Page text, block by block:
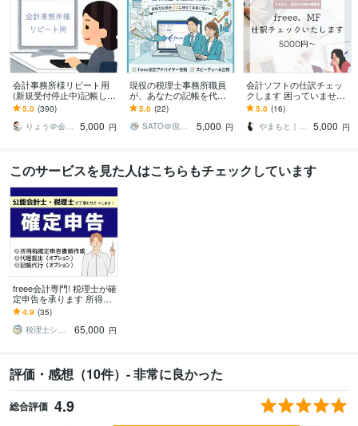
会計事務所様リピート用
(新規受付停止中)記帳しま
す freee・MF・弥生会計2
4～26で対応可
5.0 (390)
りょう＠会計サポート（新規受付停止中）
5,000 円
現役の税理士事務所職員
が、あなたの記帳を代行
します 【freee認定アドバ
イザー】フリー専門・100
仕訳5千円！
5.0 (22)
SATO＠現役会計スタッフ
5,000 円
会計ソフトの仕訳チェッ
クします 困っていません
か？freee、MFなど入力分
の添削をします！
5.0 (16)
やまもと｜経理の仕組み構築家
5,000 円
このサービスを見た人はこちらもチェックしています
freee会計専門! 税理士が確
定申告を承ります 所得税
確定申告書の作成から提
出まで税理士が行いま
す！
4.9 (35)
税理士シロクマ
65,000 円
評価・感想（10件）- 非常に良かった
総合評価 4.9